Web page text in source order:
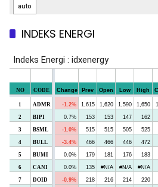
INDEKS ENERGI